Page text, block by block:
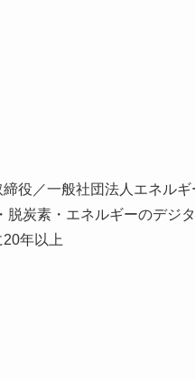
役／一般社団法人エネル
脱炭素・エネルギーのデジ
年以上